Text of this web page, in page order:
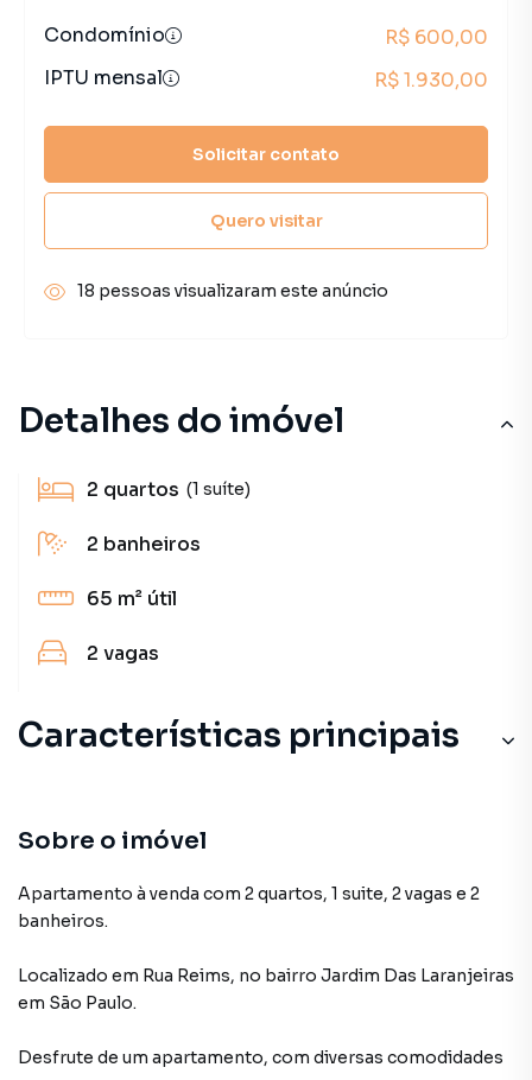
Detalhes do imóvel
2 quartos (1 suíte)
2 banheiros
65 m² útil
2 vagas
Características principais
Sobre o imóvel
Apartamento à venda com 2 quartos, 1 suite, 2 vagas e 2
banheiros.
Localizado em Rua Reims, no bairro Jardim Das Laranjeiras
em São Paulo.
Desfrute de um apartamento, com diversas comodidades
Condomínio
R$ 600,00
IPTU mensal
R$ 1.930,00
Solicitar contato
Quero visitar
18 pessoas visualizaram este anúncio